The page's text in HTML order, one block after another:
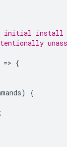
initial install
=> {
)
{